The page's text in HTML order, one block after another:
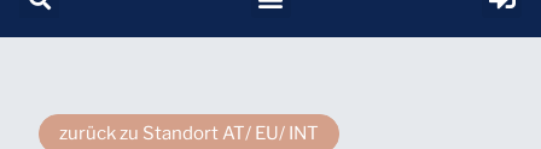
zurück zu Standort AT/ EU/ INT